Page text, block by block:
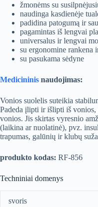
žmonėms su
naudinga kasdienėje
padidina patogumą ir
pagamintas iš lengvai
universalus ir lengvai
su ergonomine rankena
su pasukama sėdyne
Medicininis naudojimas:
Vonios suolelis suteikia
Padeda įlipti ir išlipti iš vonios,
vonios. Jis skirtas vyresnio
(laikina ar nuolatinė), pvz.
trapumas, galūnių ir klubų
produkto kodas: RF-856
Techniniai domenys
svoris